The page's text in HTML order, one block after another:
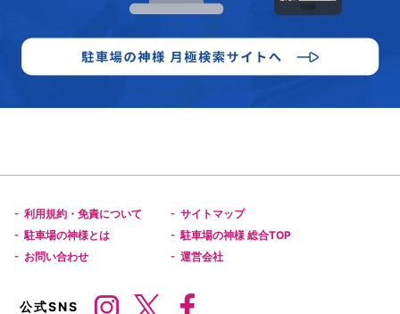
- 利用規約・免責について - サイトマップ
- 駐車場の神様とは - 駐車場の神様 総合TOP
- お問い合わせ - 運営会社
公式SNS